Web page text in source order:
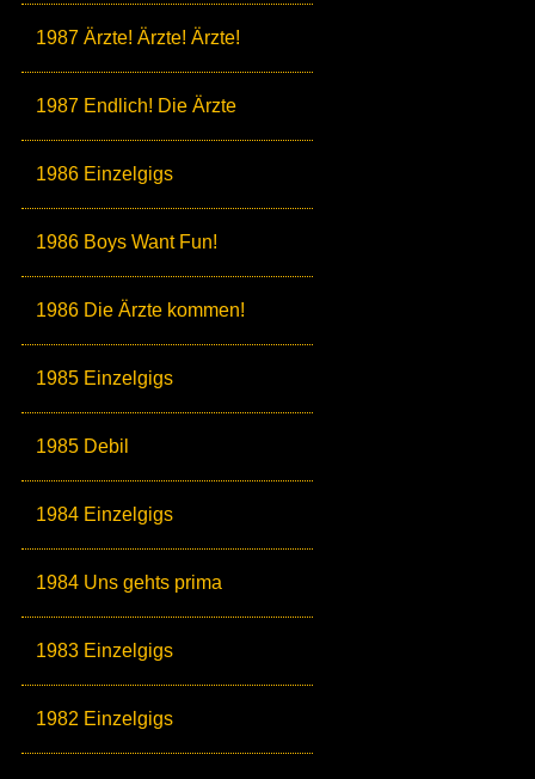
1987 Ärzte! Ärzte! Ärzte!
1987 Endlich! Die Ärzte
1986 Einzelgigs
1986 Boys Want Fun!
1986 Die Ärzte kommen!
1985 Einzelgigs
1985 Debil
1984 Einzelgigs
1984 Uns gehts prima
1983 Einzelgigs
1982 Einzelgigs